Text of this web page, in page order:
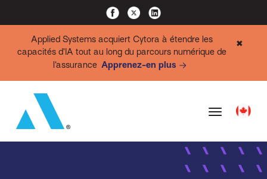
Applied Systems acquiert Cytora à étendre les
capacités d’IA tout au long du parcours numérique de
l’assurance Apprenez-en plus
✖